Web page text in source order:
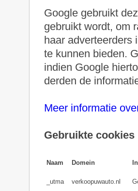
Google gebruikt
gebruikt wordt, om
haar adverteerders
te kunnen bieden.
indien Google
derden de
Meer informatie
Gebruikte cookies
Naam Domein
_utma verkoopuwauto.nl